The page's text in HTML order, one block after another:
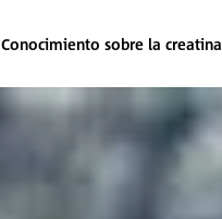
Conocimiento sobre la creatina